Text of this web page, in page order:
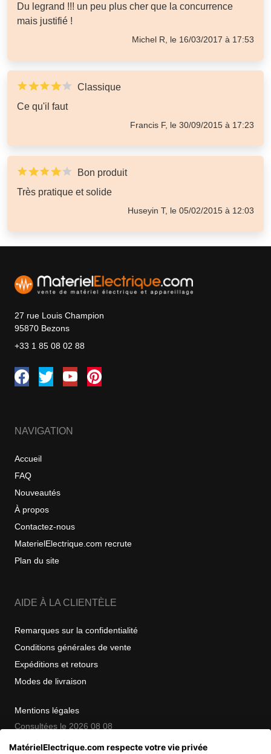
Du legrand !!! un peu plus cher que la concurrence
mais justifié !
Michel R, le 16/03/2017 à 17:53
Classique
Ce qu'il faut
Francis F, le 30/09/2015 à 17:23
Bon produit
Très pratique et solide
Huseyin T, le 05/02/2015 à 12:03
27 rue Louis Champion
95870 Bezons
+33 1 85 08 02 88
NAVIGATION
Accueil
FAQ
Nouveautés
À propos
Contactez-nous
MaterielElectrique.com recrute
Plan du site
AIDE À LA CLIENTÈLE
Remarques sur la confidentialité
Conditions générales de vente
Expéditions et retours
Modes de livraison
Mentions légales
Consultées le 2026 08 08
MatérielElectrique.com respecte votre vie privée